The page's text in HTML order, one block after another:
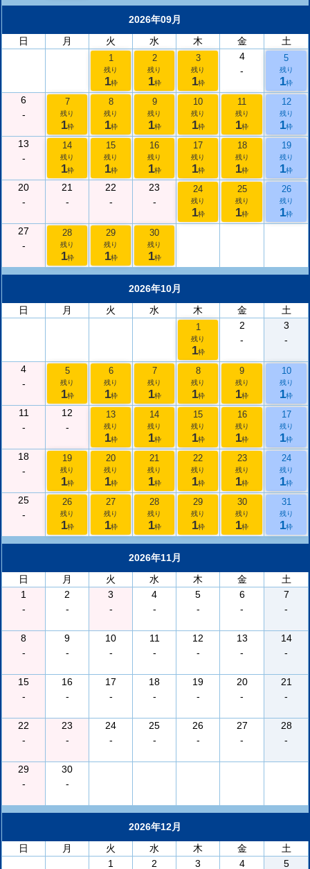
2026年09月
日
月 火 水 木 金 土
1
残り
1枠
2
残り
1枠
3
残り
1枠
4
-
5
残り
1枠
6
-
7
残り
1枠
8
残り
1枠
9
残り
1枠
10
残り
1枠
11
残り
1枠
12
残り
1枠
13
-
14
残り
1枠
15
残り
1枠
16
残り
1枠
17
残り
1枠
18
残り
1枠
19
残り
1枠
20
-
21
-
22
-
23
-
24
残り
1枠
25
残り
1枠
26
残り
1枠
27
-
28
残り
1枠
29
残り
1枠
30
残り
1枠
2026年10月
日
月 火 水 木 金 土
1
残り
1枠
2
-
3
-
4
-
5
残り
1枠
6
残り
1枠
7
残り
1枠
8
残り
1枠
9
残り
1枠
10
残り
1枠
11
-
12
-
13
残り
1枠
14
残り
1枠
15
残り
1枠
16
残り
1枠
17
残り
1枠
18
-
19
残り
1枠
20
残り
1枠
21
残り
1枠
22
残り
1枠
23
残り
1枠
24
残り
1枠
25
-
26
残り
1枠
27
残り
1枠
28
残り
1枠
29
残り
1枠
30
残り
1枠
31
残り
1枠
2026年11月
日
月 火 水 木 金
土
1
-
2
-
3
-
4
-
5
-
6
-
7
-
8
-
9
-
10
-
11
-
12
-
13
-
14
-
15
-
16
-
17
-
18
-
19
-
20
-
21
-
22
-
23
-
24
-
25
-
26
-
27
-
28
-
29
-
30
-
2026年12月
日
月 火 水 木 金
土
1
2 3 4 5